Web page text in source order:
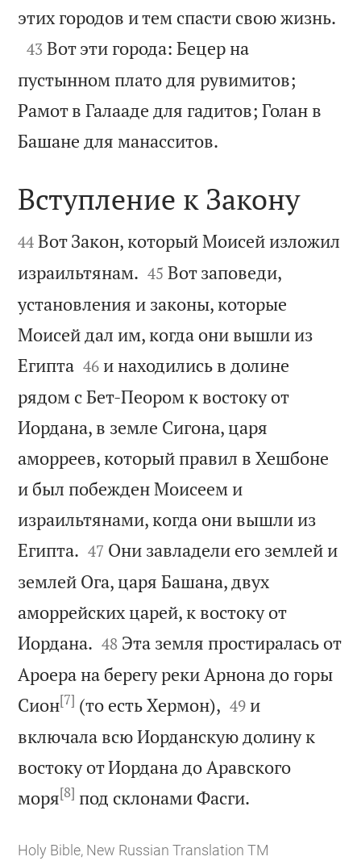
этих городов и тем спасти свою жизнь.

43 Вот эти города: Бецер на
пустынном плато для рувимитов;
Рамот в Галааде для гадитов; Голан в
Башане для манасситов.

Вступление к Закону

44 Вот Закон, который Моисей изложил
израильтянам. 

45 Вот заповеди,
установления и законы, которые
Моисей дал им, когда они вышли из
Египта 

46 и находились в долине
рядом с Бет-Пеором к востоку от
Иордана, в земле Сигона, царя
аморреев, который правил в Хешбоне
и был побежден Моисеем и
израильтянами, когда они вышли из
Египта. 

47 Они завладели его землей и
землей Ога, царя Башана, двух
аморрейских царей, к востоку от
Иордана. 

48 Эта земля простиралась от
Ароера на берегу реки Арнона до горы
Сион[7] (то есть Хермон), 

49 и
включала всю Иорданскую долину к
востоку от Иордана до Аравского
моря[8] под склонами Фасги.
Holy Bible, New Russian Translation TM